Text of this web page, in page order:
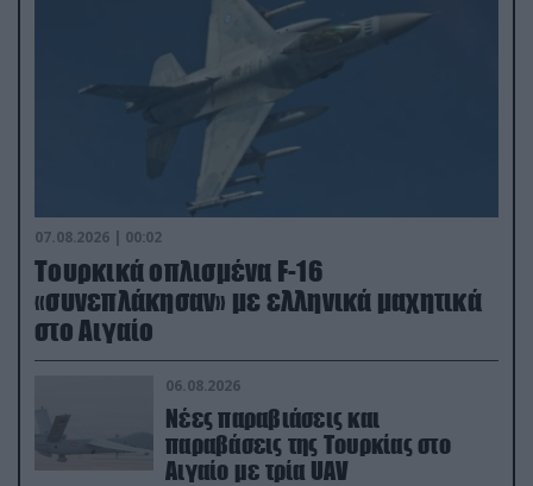
07.08.2026 | 00:02
Τουρκικά οπλισμένα F-16
«συνεπλάκησαν» με ελληνικά μαχητικά
στο Αιγαίο
06.08.2026
Νέες παραβιάσεις και
παραβάσεις της Τουρκίας στο
Αιγαίο με τρία UAV